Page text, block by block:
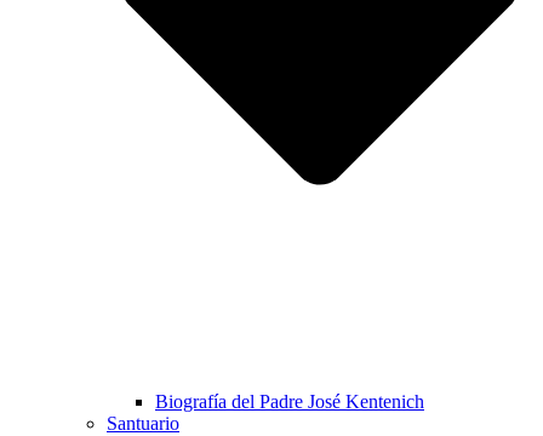
Biografía del Padre José Kentenich
Santuario